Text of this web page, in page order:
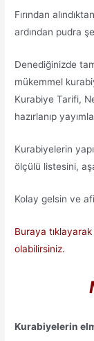
Fırından
ardından pudra
Denediğinizde
mükemmel
Kurabiye Tarifi,
hazırlanıp
Kurabiyelerin
ölçülü listesini,
Kolay gelsin ve
Buraya
olabilirsiniz.
Kurabiyelerin